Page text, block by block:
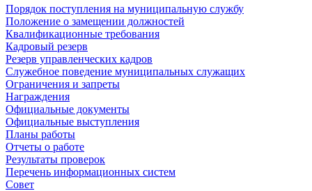
Порядок поступления на муниципальную службу
Положение о замещении должностей
Квалификационные требования
Кадровый резерв
Резерв управленческих кадров
Служебное поведение муниципальных служащих
Ограничения и запреты
Награждения
Официальные документы
Официальные выступления
Планы работы
Отчеты о работе
Результаты проверок
Перечень информационных систем
Совет